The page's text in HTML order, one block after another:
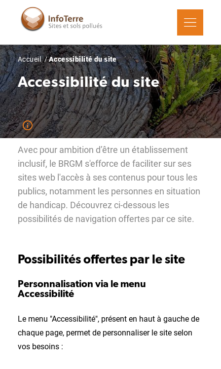
contenu
Fil
d'Ariane
Accueil Accessibilité du site
Accessibilité du site
Avec pour ambition d’être un établissement
inclusif, le BRGM s'efforce de faciliter sur ses
sites web l'accès à ses contenus pour tous les
publics, notamment les personnes en situation
de handicap. Découvrez ci-dessous les
possibilités de navigation offertes par ce site.
Possibilités offertes par le site
Personnalisation via le menu
Accessibilité
Le menu "Accessibilité", présent en haut à gauche de
chaque page, permet de personnaliser le site selon
vos besoins :